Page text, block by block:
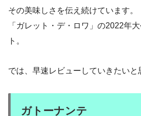
その美味しさを伝え続けています。
「ガレット・デ・ロワ」の2022年
ト。
では、早速レビューしていきたいと
ガトーナンテ